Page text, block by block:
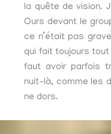
la quête de vision.
Ours devant le
ce n’était pas
qui fait toujours tout
faut avoir parfois
nuit-là, comme les
ne dors.